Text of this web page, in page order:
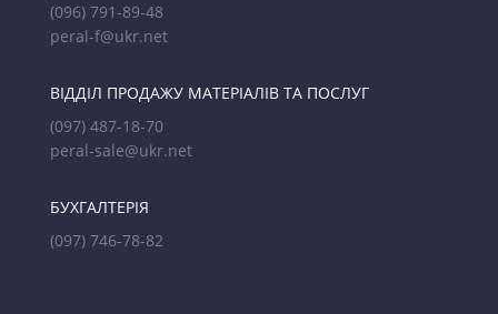
(096) 791-89-48
peral-f@ukr.net
ВІДДІЛ ПРОДАЖУ МАТЕРІАЛІВ ТА ПОСЛУГ
(097) 487-18-70
peral-sale@ukr.net
БУХГАЛТЕРІЯ
(097) 746-78-82